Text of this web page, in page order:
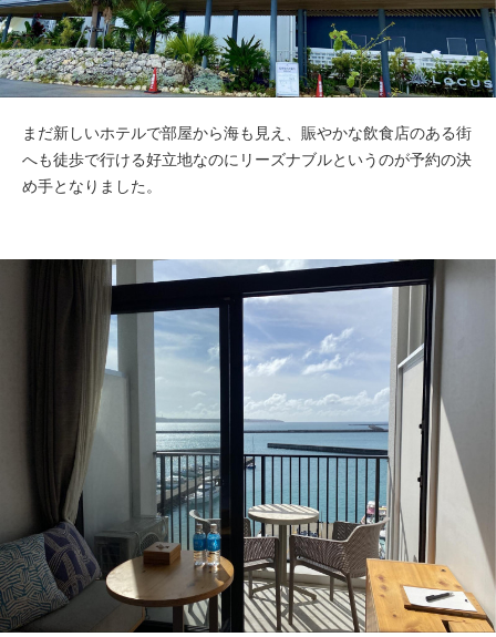
まだ新しいホテルで部屋から海も見え、賑やかな飲食店のある街
へも徒歩で行ける好立地なのにリーズナブルというのが予約の決
め手となりました。